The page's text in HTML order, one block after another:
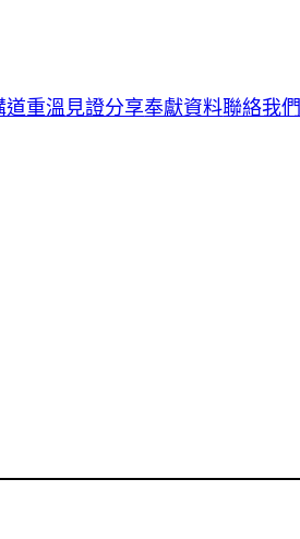
道重溫 見證分享奉獻資料聯絡我們